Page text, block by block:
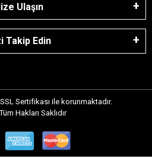
Ulaşın
Takip Edin
Sertifikası ile korunmaktadır.
Hakları Saklıdır